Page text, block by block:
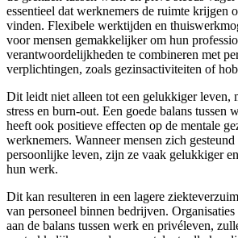
essentieel dat werknemers de ruimte krijgen
vinden. Flexibele werktijden en
voor mensen gemakkelijker om hun
verantwoordelijkheden te combineren met
verplichtingen, zoals gezinsactiviteiten of
Dit leidt niet alleen tot een gelukkiger leven,
stress en burn-out. Een goede balans tussen
heeft ook positieve effecten op de mentale
werknemers. Wanneer mensen zich
persoonlijke leven, zijn ze vaak gelukkiger
hun werk.
Dit kan resulteren in een lagere
van personeel binnen bedrijven.
aan de balans tussen werk en privéleven,